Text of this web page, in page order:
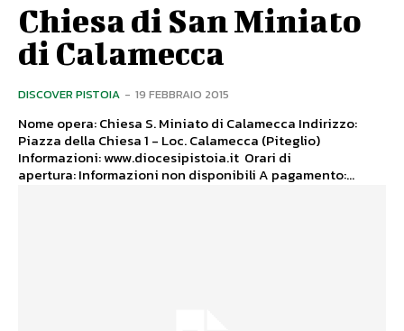
Chiesa di San Miniato
di Calamecca
DISCOVER PISTOIA - 19 FEBBRAIO 2015
Nome opera: Chiesa S. Miniato di Calamecca Indirizzo:
Piazza della Chiesa 1 - Loc. Calamecca (Piteglio)
Informazioni: www.diocesipistoia.it Orari di
apertura: Informazioni non disponibili A pagamento:...